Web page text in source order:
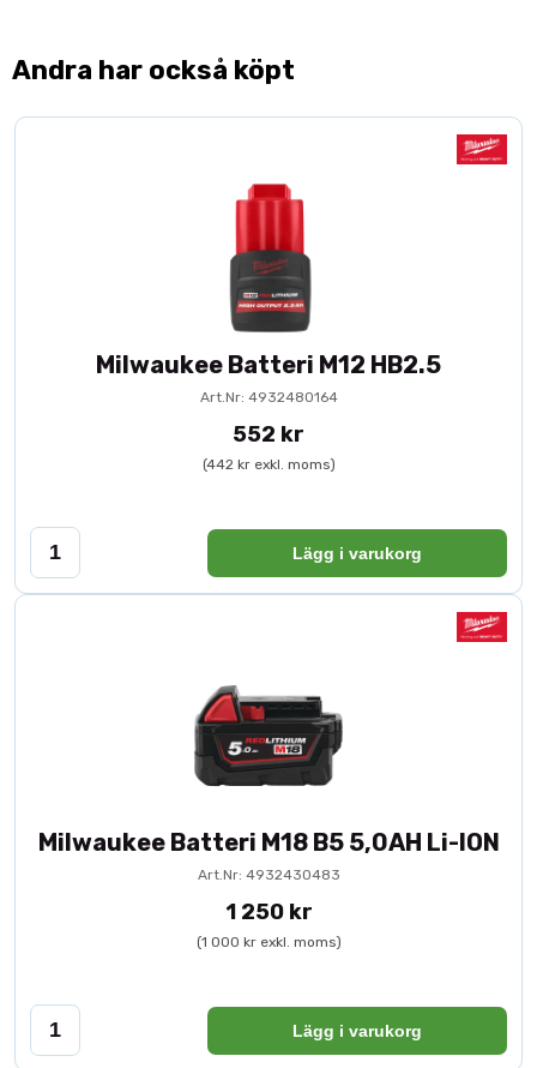
Andra har också köpt
Milwaukee Batteri M12 HB2.5
Art.Nr: 4932480164
552 kr
(442 kr exkl. moms)
Lägg i varukorg
Milwaukee Batteri M18 B5 5,0AH Li-ION
Art.Nr: 4932430483
1 250 kr
(1 000 kr exkl. moms)
Lägg i varukorg